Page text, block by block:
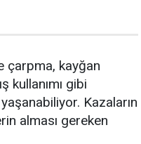
çarpma, kayğan
kullanımı gibi
Kazaların
alması gereken